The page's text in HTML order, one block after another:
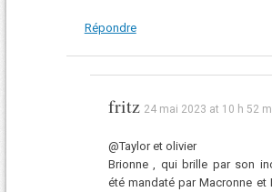
Répondre
fritz 24 mai 2023 at 10 h 52
@Taylor et olivier
Brionne , qui brille par son
été mandaté par Macronne et